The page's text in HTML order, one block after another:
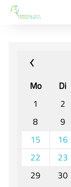
Neu hier?
Für
Willkommen
Unser
Unsere
Downloads
Mo
Di
1
2
8
9
15
16
22
23
29
30